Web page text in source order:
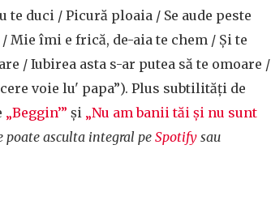
duci / Picură ploaia / Se aude peste
Mie îmi e frică, de-aia te chem / Și te
/ Iubirea asta s-ar putea să te omoare /
voie lu' papa”). Plus subtilități de
„Beggin’” și „Nu am banii tăi și nu sunt
poate asculta integral pe Spotify sau